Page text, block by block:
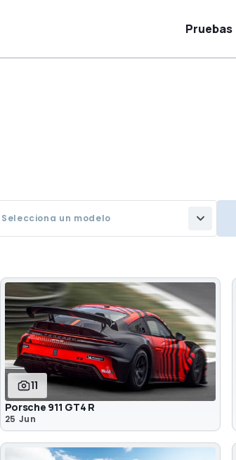
Pruebas
Selecciona un modelo
11
Porsche 911 GT4 R
25 Jun